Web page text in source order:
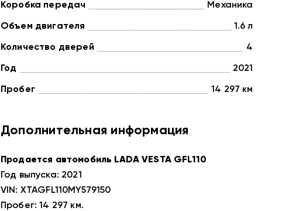
Коробка передач Механика
Объем двигателя 1.6 л
Количество дверей 4
Год 2021
Пробег 14 297 км
Дополнительная информация
Продается автомобиль LADA VESTA GFL110
Год выпуска: 2021
VIN: XTAGFL110MY579150
Пробег: 14 297 км.